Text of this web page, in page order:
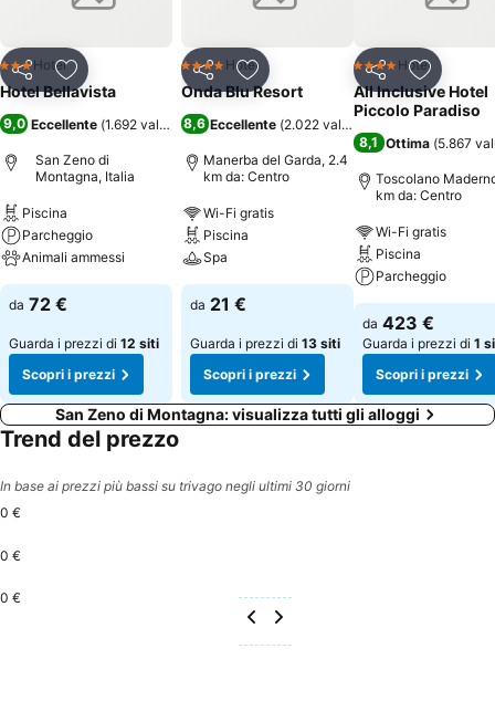
CondividiAggiungi ai preferiti
3 StelleHotel
Hotel Bellavista
9,0 Eccellente (1.692 valutazioni)
San Zeno di
Montagna, Italia
Piscina
Parcheggio
Animali ammessi
da 72 €
Guarda i prezzi di 12 siti
Scopri i prezzi
CondividiAggiungi ai preferiti
4 StelleHotel
Onda Blu Resort
8,6 Eccellente (2.022 valutazioni
Manerba del Garda, 2.4
km da: Centro
Wi-Fi gratis
Piscina
Spa
da 21 €
Guarda i prezzi di 13 siti
Scopri i prezzi
Condividi
4 StelleHotel
All Inclusive Hotel
Piccolo Paradiso
8,1 Ottima (5.867
Toscolano
km da: Centro
Wi-Fi gratis
Piscina
Parcheggio
da 423 €
Guarda i prezzi di 1
Scopri i prezzi
San Zeno di Montagna: visualizza tutti gli alloggi
Trend del prezzo
In base ai prezzi più bassi su trivago negli ultimi 30 giorni
0 €
0 €
0 €